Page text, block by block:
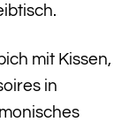
mit Kissen,
in